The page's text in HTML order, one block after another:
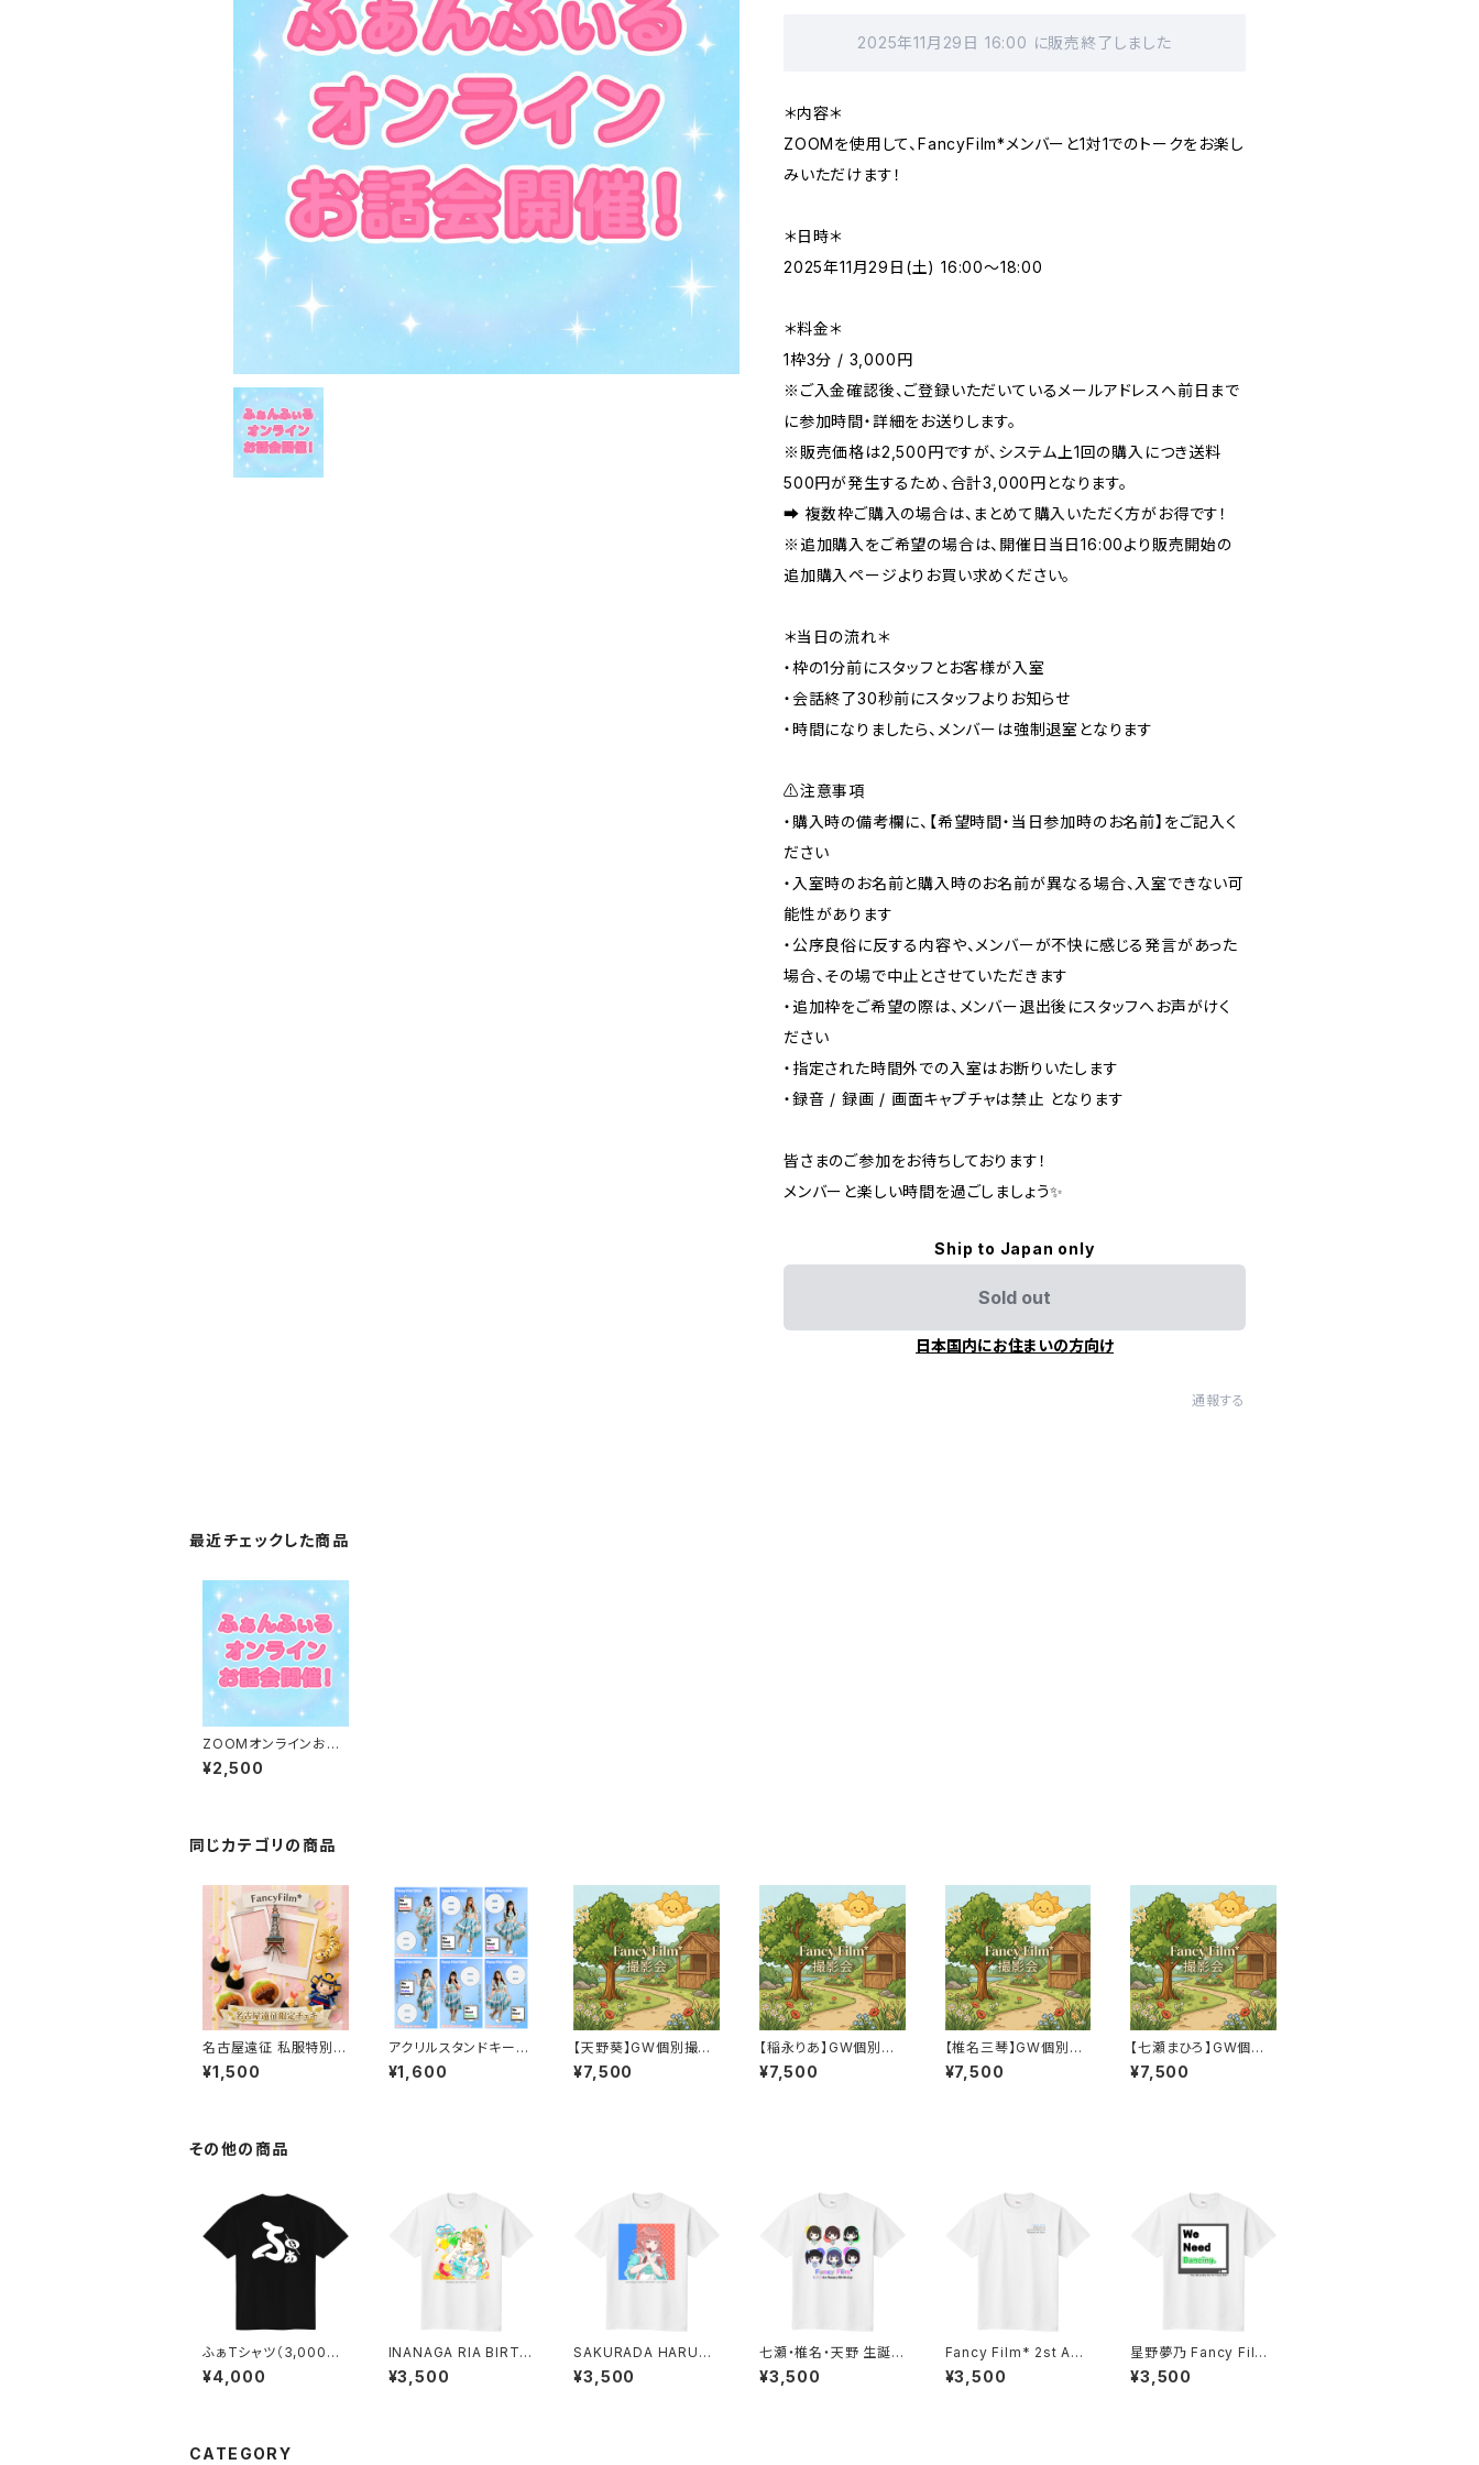
2025年11月29日 16:00 に販売終了しました
＊内容＊
ZOOMを使用して、FancyFilm*メンバーと1対1でのトークをお楽し
みいただけます！
＊日時＊
2025年11月29日(土) 16:00〜18:00
＊料金＊
1枠3分 / 3,000円
※ご入金確認後、ご登録いただいているメールアドレスへ前日まで
に参加時間・詳細をお送りします。
※販売価格は2,500円ですが、システム上1回の購入につき送料
500円が発生するため、合計3,000円となります。
➡️ 複数枠ご購入の場合は、まとめて購入いただく方がお得です！
※追加購入をご希望の場合は、開催日当日16:00より販売開始の
追加購入ページよりお買い求めください。
＊当日の流れ＊
・枠の1分前にスタッフとお客様が入室
・会話終了30秒前にスタッフよりお知らせ
・時間になりましたら、メンバーは強制退室となります
⚠️注意事項
・購入時の備考欄に、【希望時間・当日参加時のお名前】をご記入く
ださい
・入室時のお名前と購入時のお名前が異なる場合、入室できない可
能性があります
・公序良俗に反する内容や、メンバーが不快に感じる発言があった
場合、その場で中止とさせていただきます
・追加枠をご希望の際は、メンバー退出後にスタッフへお声がけく
ださい
・指定された時間外での入室はお断りいたします
・録音 / 録画 / 画面キャプチャは禁止 となります
皆さまのご参加をお待ちしております！
メンバーと楽しい時間を過ごしましょう✨
Ship to Japan only
Sold out
日本国内にお住まいの方向け
通報する
最近チェックした商品
ZOOMオンラインお話
会【先着】
¥2,500
同じカテゴリの商品
名古屋遠征 私服特別サ
イン入りチェキ
¥1,500
アクリルスタンドキーホ
ルダー(Fancy Film*2
024新衣装)
¥1,600
【天野葵】GW個別撮影
会※先着順
¥7,500
【稲永りあ】GW個別撮
影会※先着順
¥7,500
【椎名三琴】GW個別撮
影会※先着順
¥7,500
【七瀬まひろ】GW個別
撮影会※先着順
¥7,500
その他の商品
ふぁTシャツ（3,000円
分特典券付き）
¥4,000
INANAGA RIA BIRTH
DAY 2024*
¥3,500
SAKURADA HARUKI
BIRTHDAY 2024*
¥3,500
七瀬・椎名・天野 生誕祭
Tシャツ【123 de Hap
py Bithday】
¥3,500
Fancy Film* 2st Ann
iversary One Man Li
ve Tシャツ
¥3,500
星野夢乃 Fancy Film
*Tシャツ 2024
¥3,500
CATEGORY